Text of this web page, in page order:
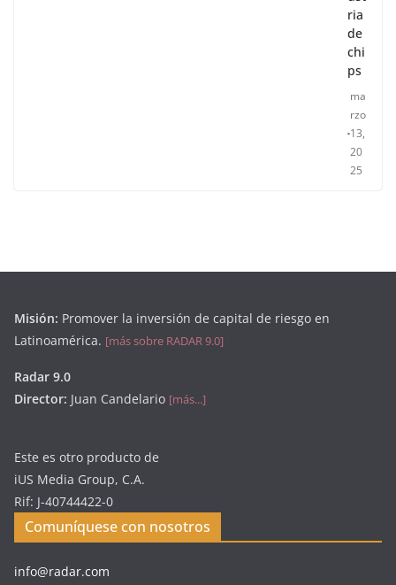
ria
de
chi
ps
ma
rzo
13,
20
25
Misión: Promover la inversión de capital de riesgo en
Latinoamérica. [más sobre RADAR 9.0]
Radar 9.0
Director: Juan Candelario [más...]
Este es otro producto de
iUS Media Group, C.A.
Rif: J-40744422-0
Comuníquese con nosotros
info@radar.com